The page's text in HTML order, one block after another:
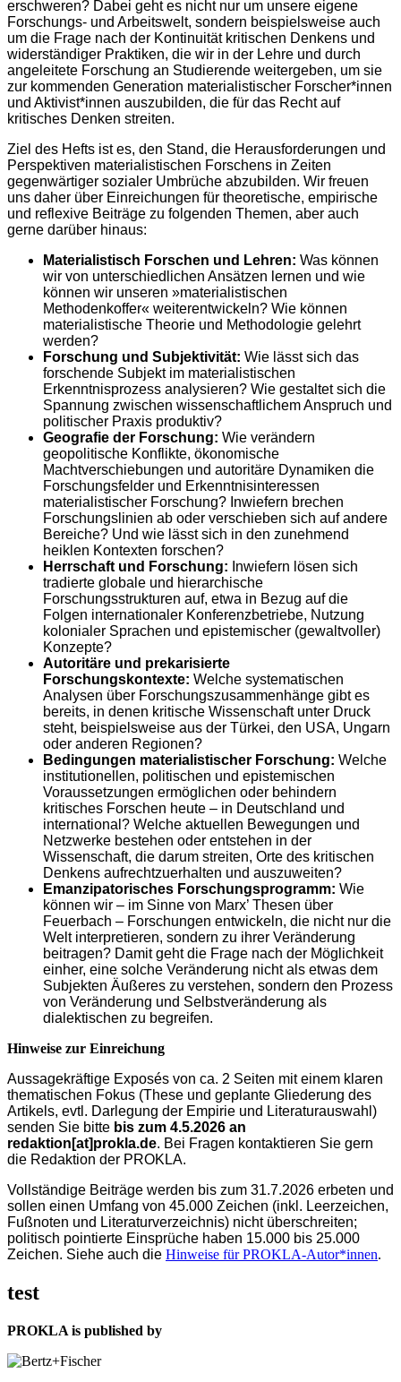
erschweren? Dabei geht es nicht nur um unsere eigene
Forschungs- und Arbeitswelt, sondern beispielsweise auch
um die Frage nach der Kontinuität kritischen Denkens und
widerständiger Praktiken, die wir in der Lehre und durch
angeleitete Forschung an Studierende weitergeben, um sie
zur kommenden Generation materialistischer Forscher*innen
und Aktivist*innen auszubilden, die für das Recht auf
kritisches Denken streiten.
Ziel des Hefts ist es, den Stand, die Herausforderungen und
Perspektiven materialistischen Forschens in Zeiten
gegenwärtiger sozialer Umbrüche abzubilden. Wir freuen
uns daher über Einreichungen für theoretische, empirische
und reflexive Beiträge zu folgenden Themen, aber auch
gerne darüber hinaus:
Materialistisch Forschen und Lehren: Was können
wir von unterschiedlichen Ansätzen lernen und wie
können wir unseren »materialistischen
Methodenkoffer« weiterentwickeln? Wie können
materialistische Theorie und Methodologie gelehrt
werden?
Forschung und Subjektivität: Wie lässt sich das
forschende Subjekt im materialistischen
Erkenntnisprozess analysieren? Wie gestaltet sich die
Spannung zwischen wissenschaftlichem Anspruch und
politischer Praxis produktiv?
Geografie der Forschung: Wie verändern
geopolitische Konflikte, ökonomische
Machtverschiebungen und autoritäre Dynamiken die
Forschungsfelder und Erkenntnisinteressen
materialistischer Forschung? Inwiefern brechen
Forschungslinien ab oder verschieben sich auf andere
Bereiche? Und wie lässt sich in den zunehmend
heiklen Kontexten forschen?
Herrschaft und Forschung: Inwiefern lösen sich
tradierte globale und hierarchische
Forschungsstrukturen auf, etwa in Bezug auf die
Folgen internationaler Konferenzbetriebe, Nutzung
kolonialer Sprachen und epistemischer (gewaltvoller)
Konzepte?
Autoritäre und prekarisierte
Forschungskontexte: Welche systematischen
Analysen über Forschungszusammenhänge gibt es
bereits, in denen kritische Wissenschaft unter Druck
steht, beispielsweise aus der Türkei, den USA, Ungarn
oder anderen Regionen?
Bedingungen materialistischer Forschung: Welche
institutionellen, politischen und epistemischen
Voraussetzungen ermöglichen oder behindern
kritisches Forschen heute – in Deutschland und
international? Welche aktuellen Bewegungen und
Netzwerke bestehen oder entstehen in der
Wissenschaft, die darum streiten, Orte des kritischen
Denkens aufrechtzuerhalten und auszuweiten?
Emanzipatorisches Forschungsprogramm: Wie
können wir – im Sinne von Marx’ Thesen über
Feuerbach – Forschungen entwickeln, die nicht nur die
Welt interpretieren, sondern zu ihrer Veränderung
beitragen? Damit geht die Frage nach der Möglichkeit
einher, eine solche Veränderung nicht als etwas dem
Subjekten Äußeres zu verstehen, sondern den Prozess
von Veränderung und Selbstveränderung als
dialektischen zu begreifen.
Hinweise zur Einreichung
Aussagekräftige Exposés von ca. 2 Seiten mit einem klaren
thematischen Fokus (These und geplante Gliederung des
Artikels, evtl. Darlegung der Empirie und Literaturauswahl)
senden Sie bitte bis zum 4.5.2026 an
redaktion[at]prokla.de. Bei Fragen kontaktieren Sie gern
die Redaktion der PROKLA.
Vollständige Beiträge werden bis zum 31.7.2026 erbeten und
sollen einen Umfang von 45.000 Zeichen (inkl. Leerzeichen,
Fußnoten und Literaturverzeichnis) nicht überschreiten;
politisch pointierte Einsprüche haben 15.000 bis 25.000
Zeichen. Siehe auch die Hinweise für PROKLA-Autor*innen.
test
PROKLA is published by